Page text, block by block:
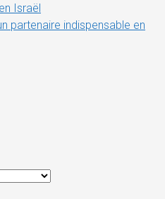
Israël
partenaire indispensable en